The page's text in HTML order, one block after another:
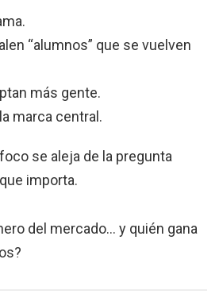
“alumnos” que se vuelven
más gente.
marca central.
se aleja de la pregunta
importa.
del mercado… y quién gana